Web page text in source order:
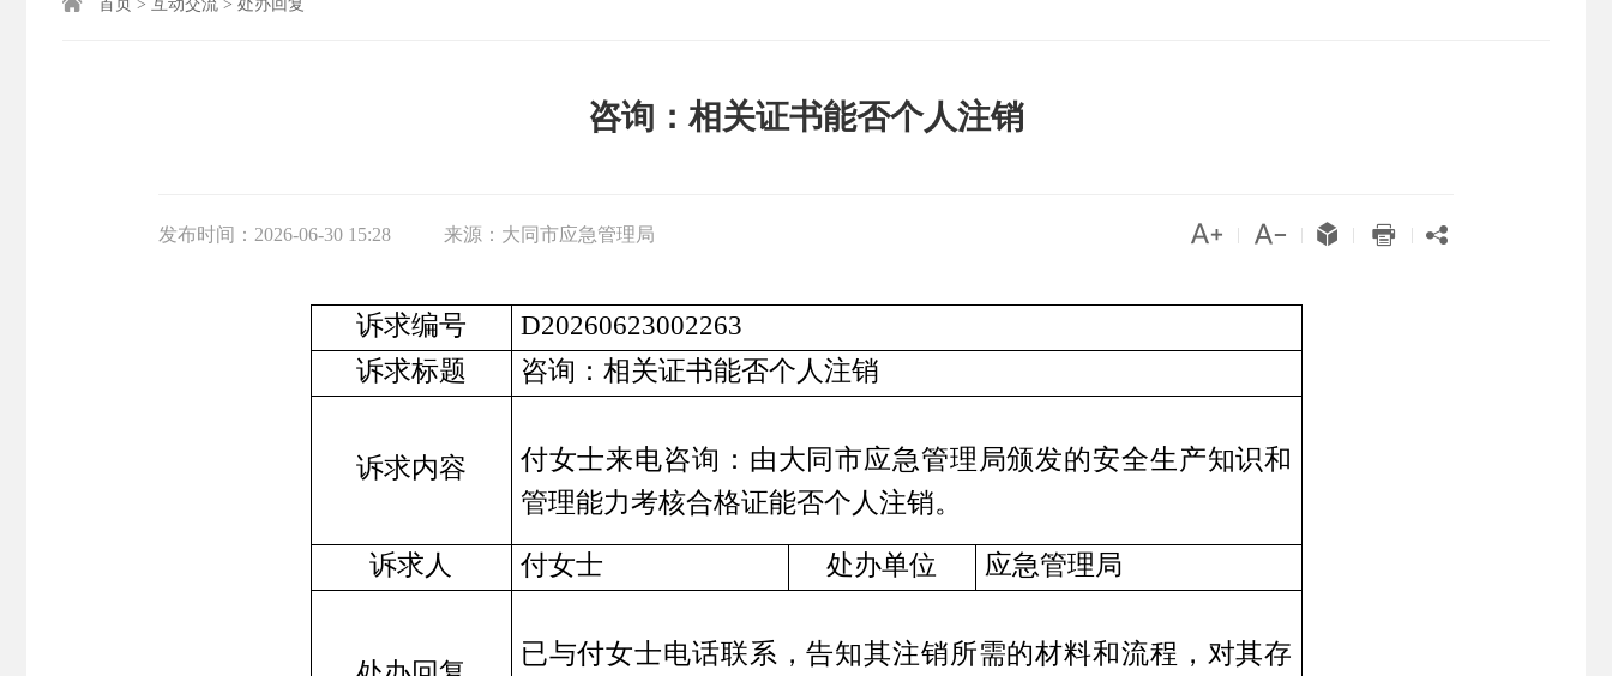
首页 > 互动交流 > 处办回复
咨询：相关证书能否个人注销
发布时间： 2026-06-30 15:28 来源： 大同市应急管理局     
诉求编号
D20260623002263
诉求标题
咨询：相关证书能否个人注销
诉求内容
付女士来电咨询：由大同市应急管理局颁发的安全生产知识和
管理能力考核合格证能否个人注销。
诉求人
付女士 处办单位 应急管理局
已与付女士电话联系，告知其注销所需的材料和流程，对其存